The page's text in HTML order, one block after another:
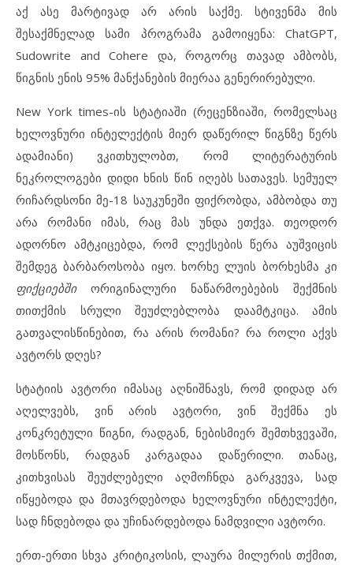
აქ ასე მარტივად არ არის საქმე. სტივენმა მის
შესაქმნელად სამი პროგრამა გამოიყენა: ChatGPT,
Sudowrite and Cohere და, როგორც თავად ამბობს,
წიგნის ენის 95% მანქანების მიერაა გენერირებული.
New York times-ის სტატიაში (რეცენზიაში, რომელსაც
ხელოვნური ინტელექტის მიერ დაწერილ წიგნზე წერს
ადამიანი) ვკითხულობთ, რომ ლიტერატურის
ნეკროლოგები დიდი ხნის წინ იღებს სათავეს. სემუელ
რიჩარდსონი მე-18 საუკუნეში ფიქრობდა, ამბობდა თუ
არა რომანი იმას, რაც მას უნდა ეთქვა. თეოდორ
ადორნო ამტკიცებდა, რომ ლექსების წერა აუშვიცის
შემდეგ ბარბაროსობა იყო. ხორხე ლუის ბორხესმა კი
ფიქციებშიორიგინალური ნაწარმოებების შექმნის
თითქმის სრული შეუძლებლობა დაამტკიცა. ამის
გათვალისწინებით, რა არის რომანი? რა როლი აქვს
ავტორს დღეს?
სტატიის ავტორი იმასაც აღნიშნავს, რომ დიდად არ
აღელვებს, ვინ არის ავტორი, ვინ შექმნა ეს
კონკრეტული წიგნი, რადგან, ნებისმიერ შემთხვევაში,
მოსწონს, რადგან კარგადაა დაწერილი. თანაც,
კითხვისას შეუძლებელი აღმოჩნდა გარკვევა, სად
იწყებოდა და მთავრდებოდა ხელოვნური ინტელექტი,
სად ჩნდებოდა და უჩინარდებოდა ნამდვილი ავტორი.
ერთ-ერთი სხვა კრიტიკოსის, ლაურა მილერის თქმით,